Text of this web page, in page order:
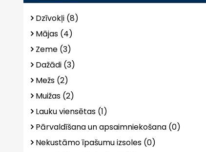
Dzīvokļi (8)
Mājas (4)
Zeme (3)
Dažādi (3)
Mežs (2)
Muižas (2)
Lauku viensētas (1)
Pārvaldīšana un apsaimniekošana (0)
Nekustāmo īpašumu izsoles (0)